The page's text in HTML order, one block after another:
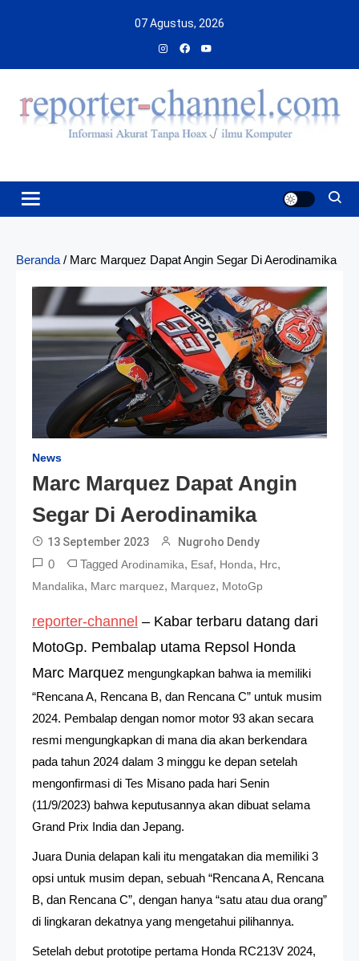
07 Agustus, 2026
Beranda / Marc Marquez Dapat Angin Segar Di Aerodinamika
News
Marc Marquez Dapat Angin
Segar Di Aerodinamika
13 September 2023 Nugroho Dendy
0 Tagged Arodinamika, Esaf, Honda, Hrc,
Mandalika, Marc marquez, Marquez, MotoGp
reporter-channel – Kabar terbaru datang dari
MotoGp. Pembalap utama Repsol Honda
Marc Marquez mengungkapkan bahwa ia memiliki
“Rencana A, Rencana B, dan Rencana C” untuk musim
2024. Pembalap dengan nomor motor 93 akan secara
resmi mengungkapkan di mana dia akan berkendara
pada tahun 2024 dalam 3 minggu ke depan setelah
mengonfirmasi di Tes Misano pada hari Senin
(11/9/2023) bahwa keputusannya akan dibuat selama
Grand Prix India dan Jepang.
Juara Dunia delapan kali itu mengatakan dia memiliki 3
opsi untuk musim depan, sebuah “Rencana A, Rencana
B, dan Rencana C”, dengan hanya “satu atau dua orang”
di lingkaran dekatnya yang mengetahui pilihannya.
Setelah debut prototipe pertama Honda RC213V 2024,